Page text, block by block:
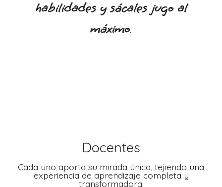
habilidades y sácales jugo al
máximo.
Docentes
Cada uno aporta su mirada única, tejiendo una
experiencia de aprendizaje completa y
transformadora.